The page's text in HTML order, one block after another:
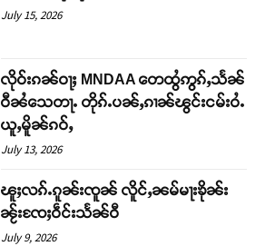
July 15, 2026
လိုဝ်းၵၼ်ဝႃႈ MNDAA တေထွႆဢွၵ်ႇသႅၼ်
ဝီၼႆသေတႃႉ တိုၵ်ႉပၼ်ႇၵၢၼ်ၽွင်းငမ်းဝႆႉ
ယူႇမိူၼ်ၵဝ်ႇ
July 13, 2026
ၽူႈလၵ်ႉၵူၼ်းၸူၼ် လိူင်ႇၼမ်မႃးၶိုၼ်း
ၼႂ်းၸႄႈဝဵင်းသႅၼ်ဝီ
July 9, 2026